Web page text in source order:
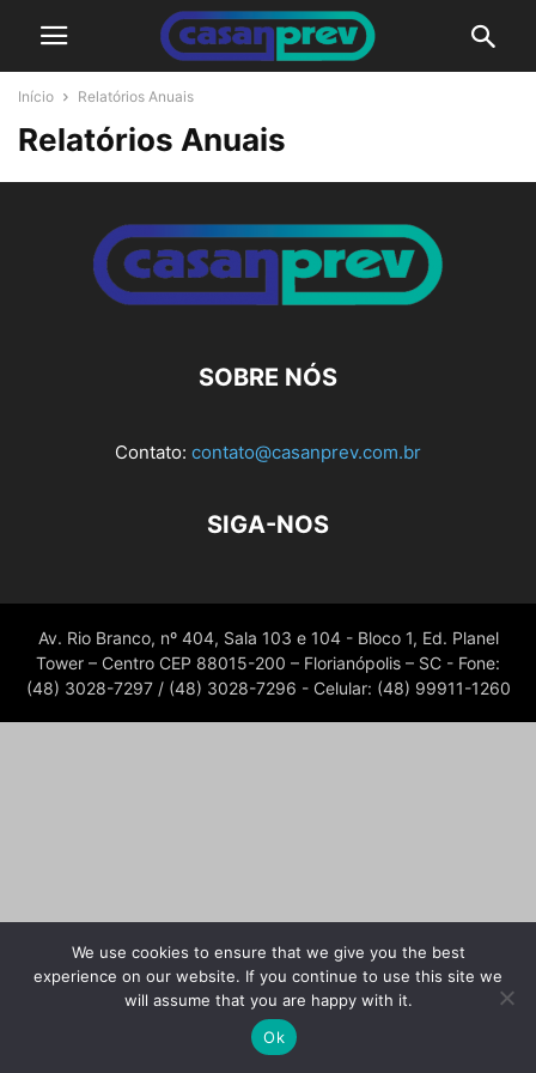
Início Relatórios Anuais
Relatórios Anuais
SOBRE NÓS
Contato: contato@casanprev.com.br
SIGA-NOS
Av. Rio Branco, nº 404, Sala 103 e 104 - Bloco 1, Ed. Planel
Tower – Centro CEP 88015-200 – Florianópolis – SC - Fone:
(48) 3028-7297 / (48) 3028-7296 - Celular: (48) 99911-1260
We use cookies to ensure that we give you the best
experience on our website. If you continue to use this site we
will assume that you are happy with it.
Ok